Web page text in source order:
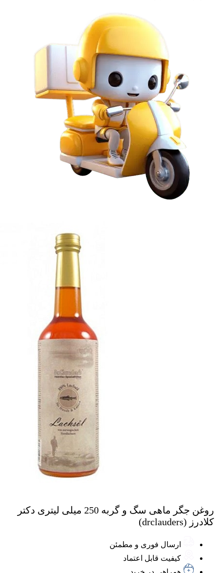
روغن جگر ماهی سگ و گربه 250 میلی لیتری دکتر
کلادرز (drclauders)
ارسال فوری و مطمئن
کیفیت قابل اعتماد